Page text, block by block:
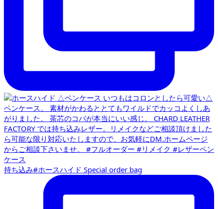
持ち込み#ホースハイド Special order bag